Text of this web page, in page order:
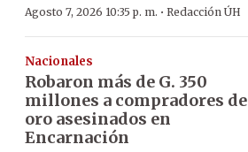
Agosto 7, 2026 10:35 p. m. · Redacción ÚH
Nacionales
Robaron más de G. 350
millones a compradores de
oro asesinados en
Encarnación